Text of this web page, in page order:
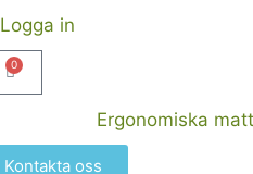
Logga in
0
Varukorg
Ergonomiska
Kontakta oss